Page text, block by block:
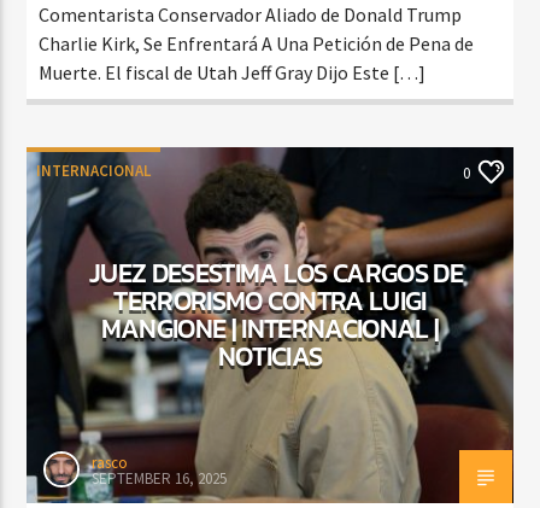
Comentarista Conservador Aliado de Donald Trump
Charlie Kirk, Se Enfrentará A Una Petición de Pena de
Muerte. El fiscal de Utah Jeff Gray Dijo Este […]
INTERNACIONAL 0
JUEZ DESESTIMA LOS CARGOS DE
TERRORISMO CONTRA LUIGI
MANGIONE | INTERNACIONAL |
NOTICIAS
rasco
SEPTEMBER 16, 2025